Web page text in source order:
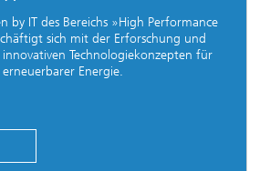
by IT des Bereichs »High Performance
sich mit der Erforschung und
Technologiekonzepten für
Energie.